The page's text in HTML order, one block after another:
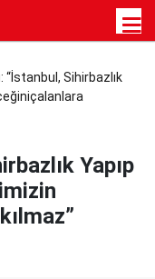
“İstanbul, Sihirbazlık
Yapıp